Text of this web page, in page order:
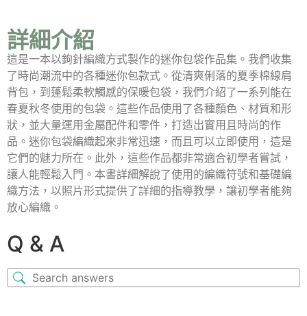
詳細介紹
這是一本以鉤針編織方式製作的迷你包袋作品集。我們收集
了時尚潮流中的各種迷你包款式。從清爽俐落的夏季棉線肩
背包，到蓬鬆柔軟觸感的保暖包袋，我們介紹了一系列能在
春夏秋冬使用的包袋。這些作品使用了各種顏色、材質和形
狀，並大量運用金屬配件和零件，打造出實用且時尚的作
品。迷你包袋編織起來非常迅速，而且可以立即使用，這是
它們的魅力所在。此外，這些作品都非常適合初學者嘗試，
讓人能輕鬆入門。本書詳細解說了使用的編織符號和基礎編
織方法，以照片形式提供了詳細的指導教學，讓初學者能夠
放心編織。
Q & A